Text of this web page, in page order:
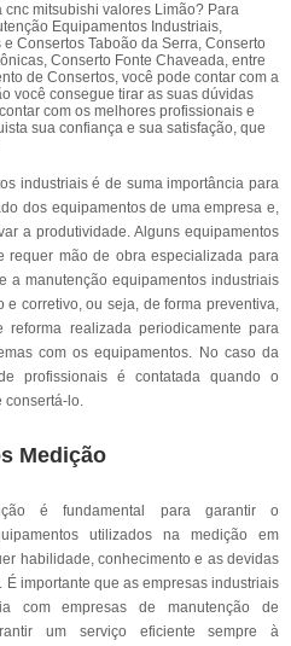
mitsubishi valores Limão? Para
Equipamentos Industriais,
Consertos Taboão da Serra, Conserto
Conserto Fonte Chaveada, entre
de Consertos, você pode contar com a
você consegue tirar as suas dúvidas
com os melhores profissionais e
sua confiança e sua satisfação, que
industriais é de suma importância para
dos equipamentos de uma empresa e,
a produtividade. Alguns equipamentos
requer mão de obra especializada para
a manutenção equipamentos industriais
corretivo, ou seja, de forma preventiva,
realizada periodicamente para
com os equipamentos. No caso da
profissionais é contatada quando o
consertá-lo.
Medição
é fundamental para garantir o
utilizados na medição em
habilidade, conhecimento e as devidas
importante que as empresas industriais
com empresas de manutenção de
um serviço eficiente sempre à